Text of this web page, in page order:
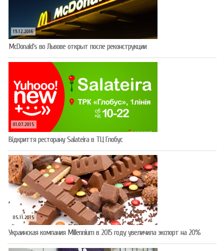
19.12.2016
McDonald’s во Львове открыт после реконструкции
01.07.2015
Відкриття ресторану Salateirа в ТЦ Глобус
05.11.2015
Украинская компания Millennium в 2015 году увеличила экспорт на 20%